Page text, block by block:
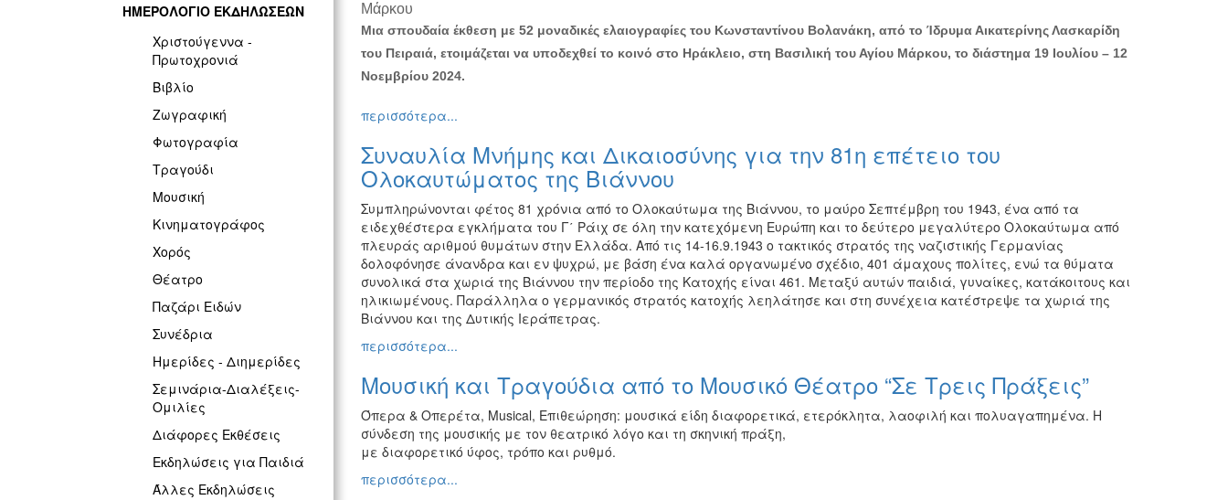
ΗΜΕΡΟΛΟΓΙΟ ΕΚΔΗΛΩΣΕΩΝ
Χριστούγεννα -
Πρωτοχρονιά
Βιβλίο
Ζωγραφική
Φωτογραφία
Τραγούδι
Μουσική
Κινηματογράφος
Χορός
Θέατρο
Παζάρι Ειδών
Συνέδρια
Ημερίδες - Διημερίδες
Σεμινάρια-Διαλέξεις-
Ομιλίες
Διάφορες Εκθέσεις
Εκδηλώσεις για Παιδιά
Άλλες Εκδηλώσεις
Μάρκου
Μια σπουδαία έκθεση με 52 μοναδικές ελαιογραφίες του Κωνσταντίνου Βολανάκη, από το Ίδρυμα Αικατερίνης Λασκαρίδη
του Πειραιά, ετοιμάζεται να υποδεχθεί το κοινό στο Ηράκλειο, στη Βασιλική του Αγίου Μάρκου, το διάστημα 19 Ιουλίου – 12
Νοεμβρίου 2024.
περισσότερα...
Συναυλία Μνήμης και Δικαιοσύνης για την 81η επέτειο του
Ολοκαυτώματος της Βιάννου
Συμπληρώνονται φέτος 81 χρόνια από το Ολοκαύτωμα της Βιάννου, το μαύρο Σεπτέμβρη του 1943, ένα από τα
ειδεχθέστερα εγκλήματα του Γ΄ Ράιχ σε όλη την κατεχόμενη Ευρώπη και το δεύτερο μεγαλύτερο Ολοκαύτωμα από
πλευράς αριθμού θυμάτων στην Ελλάδα. Από τις 14-16.9.1943 ο τακτικός στρατός της ναζιστικής Γερμανίας
δολοφόνησε άνανδρα και εν ψυχρώ, με βάση ένα καλά οργανωμένο σχέδιο, 401 άμαχους πολίτες, ενώ τα θύματα
συνολικά στα χωριά της Βιάννου την περίοδο της Κατοχής είναι 461. Μεταξύ αυτών παιδιά, γυναίκες, κατάκοιτους και
ηλικιωμένους. Παράλληλα ο γερμανικός στρατός κατοχής λεηλάτησε και στη συνέχεια κατέστρεψε τα χωριά της
Βιάννου και της Δυτικής Ιεράπετρας.
περισσότερα...
Μουσική και Τραγούδια από το Μουσικό Θέατρο “Σε Τρεις Πράξεις”
Όπερα & Οπερέτα, Musical, Επιθεώρηση: μουσικά είδη διαφορετικά, ετερόκλητα, λαοφιλή και πολυαγαπημένα. Η
σύνδεση της μουσικής με τον θεατρικό λόγο και τη σκηνική πράξη,
με διαφορετικό ύφος, τρόπο και ρυθμό.
περισσότερα...